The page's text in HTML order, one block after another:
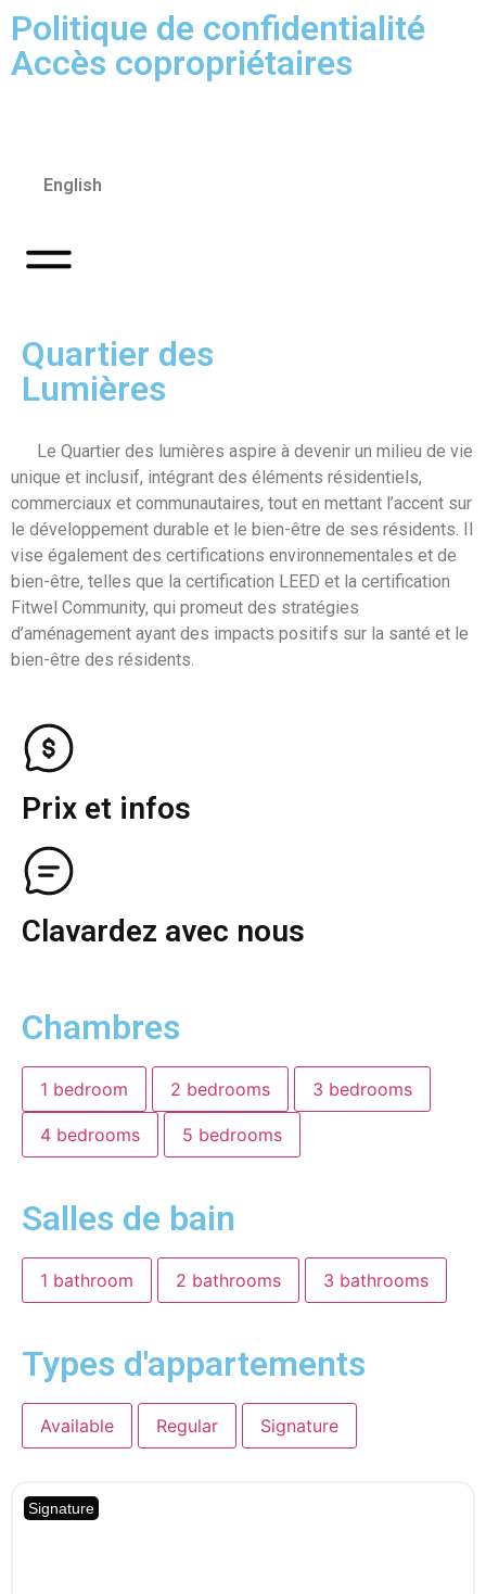
Politique de confidentialité
Accès copropriétaires
English
Quartier des
Lumières
Le Quartier des lumières aspire à devenir un milieu de vie
unique et inclusif, intégrant des éléments résidentiels,
commerciaux et communautaires, tout en mettant l’accent sur
le développement durable et le bien-être de ses résidents. Il
vise également des certifications environnementales et de
bien-être, telles que la certification LEED et la certification
Fitwel Community, qui promeut des stratégies
d’aménagement ayant des impacts positifs sur la santé et le
bien-être des résidents.
Prix et infos
Clavardez avec nous
Chambres
1 bedroom 2 bedrooms 3 bedrooms
4 bedrooms 5 bedrooms
Salles de bain
1 bathroom 2 bathrooms 3 bathrooms
Types d'appartements
Available Regular Signature
Signature